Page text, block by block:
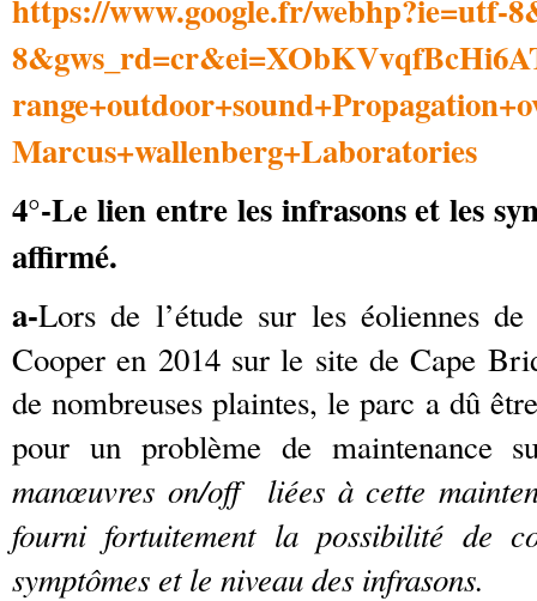
https://www.google.fr/webhp?ie=utf-
Marcus+wallenberg+Laboratories
4°-Le lien entre les infrasons et les
affirmé.
a-Lors de l’étude sur les éoliennes
Cooper en 2014 sur le site de Cape
de nombreuses plaintes, le parc a dû
pour un problème de maintenance
manœuvres on/off liées à cette
fourni fortuitement la possibilité de
symptômes et le niveau des infrasons.